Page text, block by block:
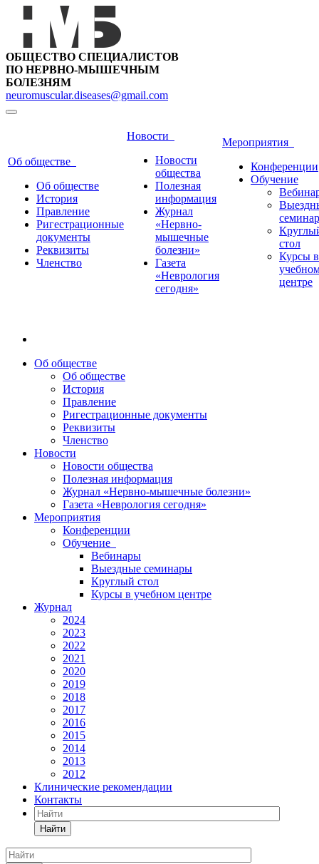
ОБЩЕСТВО СПЕЦИАЛИСТОВ
ПО НЕРВНО-МЫШЕЧНЫМ
БОЛЕЗНЯМ
neuromuscular.diseases@gmail.com
Об обществе
Об обществе
История
Правление
Ригестрационные
документы
Реквизиты
Членство
Новости
Новости
общества
Полезная
информация
Журнал
«Нервно-
мышечные
болезни»
Газета
«Неврология
сегодня»
Мероприятия
Конференции
Обучение
стол
Курсы в
центре
Об обществе
Об обществе
История
Правление
Ригестрационные документы
Реквизиты
Членство
Новости
Новости общества
Полезная информация
Журнал «Нервно-мышечные болезни»
Газета «Неврология сегодня»
Мероприятия
Конференции
Обучение
Вебинары
Выездные семинары
Круглый стол
Курсы в учебном центре
Журнал
2024
2023
2022
2021
2020
2019
2018
2017
2016
2015
2014
2013
2012
Клинические рекомендации
Контакты
Найти